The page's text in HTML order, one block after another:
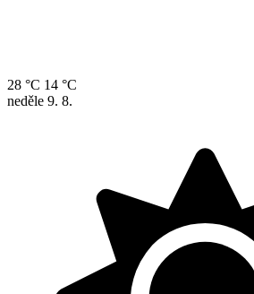
28 °C 14 °C
neděle 9. 8.